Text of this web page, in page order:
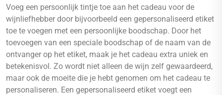
Voeg een persoonlijk tintje toe aan het cadeau voor de
wijnliefhebber door bijvoorbeeld een gepersonaliseerd etiket
toe te voegen met een persoonlijke boodschap. Door het
toevoegen van een speciale boodschap of de naam van de
ontvanger op het etiket, maak je het cadeau extra uniek en
betekenisvol. Zo wordt niet alleen de wijn zelf gewaardeerd,
maar ook de moeite die je hebt genomen om het cadeau te
personaliseren. Een gepersonaliseerd etiket voegt een